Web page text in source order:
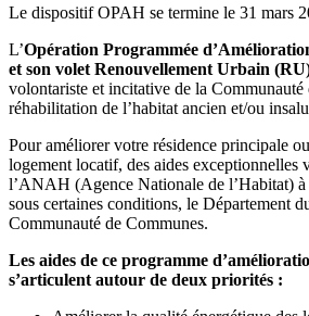
RÉNOVEZ MALIN,
Le dispositif OPAH se termine le 31 mars
L’Opération Programmée
et son volet Renouvellement Urbain
volontariste et incitative de la Communauté
réhabilitation de l’habitat ancien et/ou
Pour améliorer votre résidence principale
logement locatif, des aides exceptionnelles
l’ANAH (Agence Nationale de l’Habitat) à
sous certaines conditions, le Département
Communauté de Communes.
Les aides de ce programme
s’articulent autour de deux priorités :